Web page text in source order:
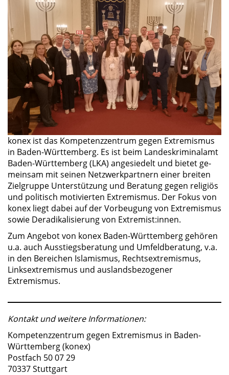
konex ist das Kompetenzzentrum gegen Extremismus
in Baden-Württemberg. Es ist beim Landeskriminalamt
Baden-Württemberg (LKA) angesiedelt und bietet ge­
mein­sam mit seinen Netz­werk­part­nern ei­ner brei­ten
Ziel­grup­pe Un­ter­stüt­zung und Be­ra­tung ge­gen re­li­gi­ös
und po­li­tisch mo­ti­vier­ten Ex­tre­mis­mus. Der Fokus von
konex liegt dabei auf der Vorbeugung von Extremismus
sowie Deradikalisierung von Extremist:innen.
Zum Angebot von konex Baden-Württemberg gehören
u.a. auch Ausstiegsberatung und Umfeldberatung, v.a.
in den Bereichen Islamismus, Rechtsextremismus,
Linksextremismus und auslandsbezogener
Extremismus.
Kontakt und weitere Informationen:
Kompetenzzentrum gegen Extremismus in Baden-
Württemberg (konex)
Postfach 50 07 29
70337 Stuttgart